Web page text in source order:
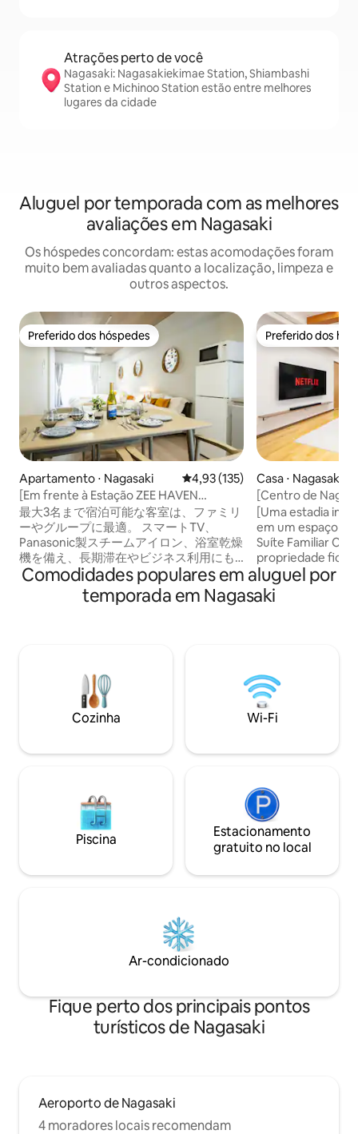
Atrações perto de você
Nagasaki: Nagasakiekimae Station, Shiambashi
Station e Michinoo Station estão entre melhores
lugares da cidade
Aluguel por temporada com as melhores
avaliações em Nagasaki
Os hóspedes concordam: estas acomodações foram
muito bem avaliadas quanto a localização, limpeza e
outros aspectos.
Preferido dos hóspedes
Preferido dos hóspedes
Apartamento ⋅ Nagasaki 4,93 de uma avaliação média de
4,93 (135)
[Em frente à Estação ZEE HAVEN
Nagasaki] 4 minutos da Estação Nagasaki
| 7 minutos a pé do terminal de ônibus
em frente à Estação Nagasaki |
Vencedor do prêmio G Mark Design...
最大3名まで宿泊可能な客室は、ファミリ
ーやグループに最適。 スマートTV、
Panasonic製スチームアイロン、浴室乾燥
機を備え、長期滞在やビジネス利用にも
対応します。 バルコニーでは街並みを眺
めながらくつろぎ、ながさきみなとまつ
り期間中は花火鑑賞も可能。 長崎の魅力
ベーターあり） 宿泊人数：快適：3名｜最
大：3名 バス・トイレ別／ウォシュレット
完備／浴室乾燥機 ◆ 間取り リビング・寝
室1・寝室2・キッチン・バスルーム・ト
室2：シングルベッド×1 計：最大3名様分
具 フライパン 片手鍋 卵焼き器 包丁｜ま
な板 フライ返し｜おたま トング｜泡立て
器 はけ｜へら ピーラー｜はさみ 計量スプ
ーン｜計量カップ ボウル｜ザル すりおろ
宿泊人数様分をご用意しております。 茶
ラス ◆ ランドリー 洗濯機 洗濯洗剤｜洗
濯ピンチ｜ハンガーラック ◆ アメニティ
※宿泊人数様分をご用意しております。
バスタオル｜フェイスタオル 歯ブラシ シ
ープ ◆ その他家電 スマートTV（地上波
放送と動画配信サービスをお楽しみいた
だけます。 ）※一部サービスはお客様の
もございますので、一階の玄関と廊下で
はマンションご利用者様に会うことがご
Preferido dos
Preferido dos
Casa ⋅ Nagasaki
[Centro de
200㎡] Aluguel de
famílias | Cinema
Até 10 pessoas
[Uma estadia
em um espaço
Suíte Familiar
propriedade fica
Ponte Shianbashi
Chinatown de
localização
gerações ou
estacionamento
que é raro no centro. A espaçosa
estar, onde até
theater de tela
japonês, com o
Ryukyu, evoca a
proporciona um
crianças
pode cozinhar,
reservar) ・
fazer reserva, +¥
velocidade •
Comodidades populares em aluguel por
temporada em Nagasaki
Cozinha Wi-Fi
Piscina
Estacionamento
gratuito no local
Ar-condicionado
Fique perto dos principais pontos
turísticos de Nagasaki
Aeroporto de Nagasaki
4 moradores locais recomendam